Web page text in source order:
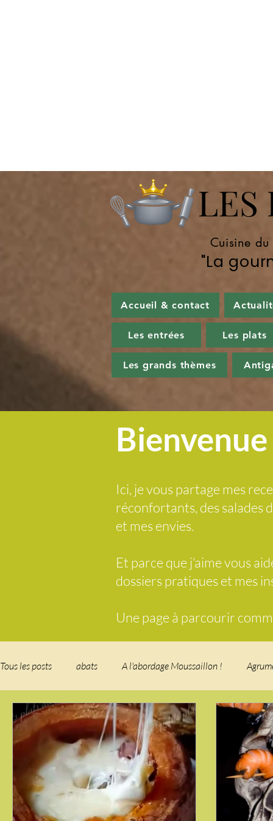
LES
Cuisine
"La
Accueil & contact
Les entrées Les plats
Les grands thèmes
Ici, je vous partage mes
réconfortants, des salades
et mes envies.
Et parce que j’aime vous
dossiers pratiques et mes
Une page à parcourir
Tous les posts abats A l'abordage Moussaillon !
Breakfast c'est la rentrée ! Chicken run
cuisine des fleurs Cuisine du Camping Déjeuner sur
Fondus de chocolat fruits à coque Garden Party -